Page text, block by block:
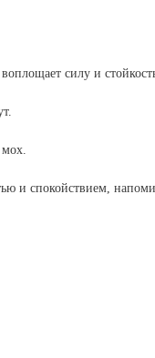
силу и
и спокойствием,